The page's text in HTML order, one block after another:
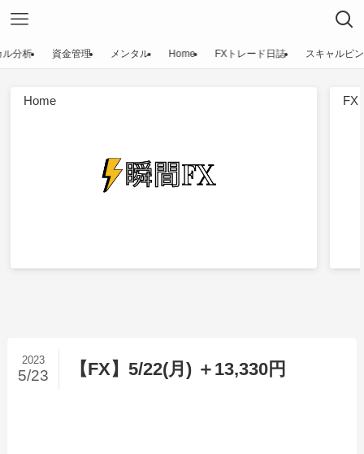
ル分析 資金管理 メンタル Home FXトレード日誌 スキャルピ
Home FX
【FX】5/22(月) ＋13,330円
2023
5/23